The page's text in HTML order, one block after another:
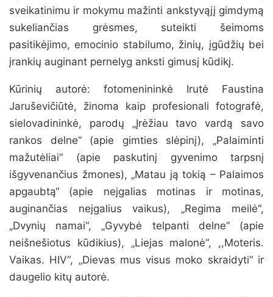
sveikatinimu ir mokymu mažinti ankstyvąjį gimdymą
sukeliančias grėsmes, suteikti šeimoms
pasitikėjimo, emocinio stabilumo, žinių, įgūdžių bei
įrankių auginant pernelyg anksti gimusį kūdikį.
Kūrinių autorė: fotomenininkė Irutė Faustina
Jaruševičiūtė, žinoma kaip profesionali fotografė,
sielovadininkė, parodų „Įrėžiau tavo vardą savo
rankos delne“ (apie gimties slėpinį), „Palaiminti
mažutėliai“ (apie paskutinį gyvenimo tarpsnį
išgyvenančius žmones), „Matau ją tokią – Palaimos
apgaubtą“ (apie neįgalias motinas ir motinas,
auginančias neįgalius vaikus), „Regima meilė“,
„Dvynių namai“, „Gyvybė telpanti delne“ (apie
neišnešiotus kūdikius), „Liejas malonė“, ,,Moteris.
Vaikas. HIV“, „Dievas mus visus moko skraidyti“ ir
daugelio kitų autorė.